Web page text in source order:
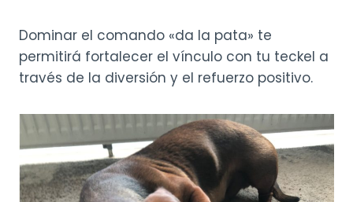
Dominar el comando «da la pata» te
permitirá fortalecer el vínculo con tu teckel a
través de la diversión y el refuerzo positivo.